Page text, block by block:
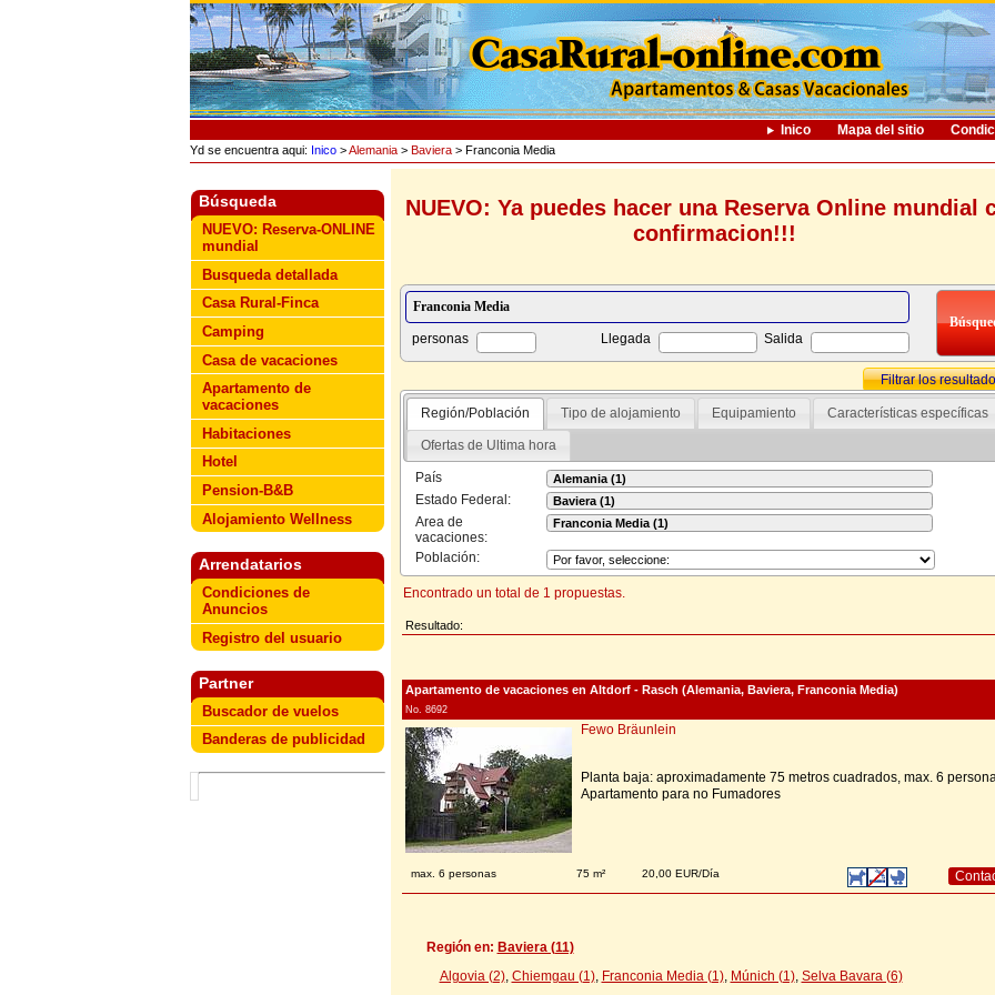
Inico Mapa del sitio
Yd se encuentra aqui: Inico>Alemania> Baviera> Franconia Media
Búsqueda
NUEVO: Reserva-ONLINE
mundial
Busqueda detallada
Casa Rural-Finca
Camping
Casa de vacaciones
Apartamento de
vacaciones
Habitaciones
Hotel
Pension-B&B
Alojamiento Wellness
Arrendatarios
Condiciones de
Anuncios
Registro del usuario
Partner
Buscador de vuelos
Banderas de publicidad
NUEVO: Ya puedes hacer una Reserva Online mundial
confirmacion!!!
personas Llegada Salida
Filtrar los
Región/Población Tipo de alojamiento Equipamiento Características específicas
Ofertas de Ultima hora
País
Estado Federal:
Area de
vacaciones:
Población:
Encontrado un total de 1 propuestas.
Resultado:
Apartamento de vacaciones en Altdorf - Rasch (Alemania, Baviera, Franconia Media)
No. 8692
Fewo Bräunlein
Planta baja: aproximadamente 75 metros cuadrados, max. 6
Apartamento para no Fumadores
max. 6 personas 75 m² 20,00 EUR/Día
Región en: Baviera (11)
Algovia (2), Chiemgau (1), Franconia Media (1), Múnich (1), Selva Bavara (6)